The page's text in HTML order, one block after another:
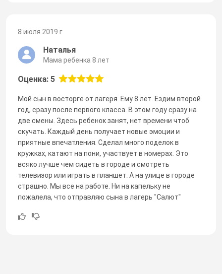
8 июля 2019 г.
Наталья
Мама ребенка 8 лет
Оценка: 5
Мой сын в восторге от лагеря. Ему 8 лет. Ездим второй
год, сразу после первого класса. В этом году сразу на
две смены. Здесь ребенок занят, нет времени чтоб
скучать. Каждый день получает новые эмоции и
приятные впечатления. Сделал много поделок в
кружках, катают на пони, участвует в номерах. Это
всяко лучше чем сидеть в городе и смотреть
телевизор или играть в планшет. А на улице в городе
страшно. Мы все на работе. Ни на капельку не
пожалела, что отправляю сына в лагерь "Салют"